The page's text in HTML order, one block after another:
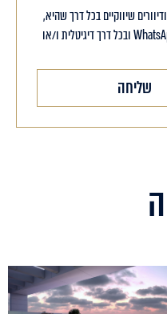
שיווקיים בכל דרך שהיא,
לרבות: SMS, דואר אלקטרוני, הודעת WhatsApp ובכל דרך דיגיטלית ו/או
שליחה